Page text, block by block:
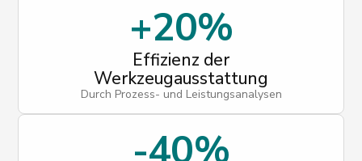
+20%
Effizienz der
Werkzeugausstattung
Durch Prozess- und Leistungsanalysen